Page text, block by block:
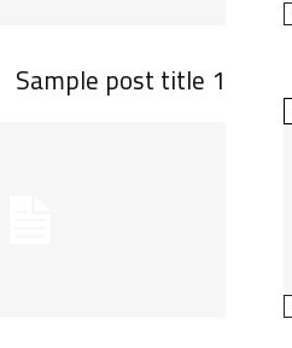
Sample post title 1